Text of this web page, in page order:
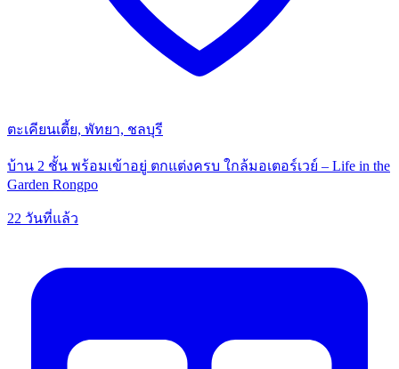
ตะเคียนเตี้ย, พัทยา, ชลบุรี
บ้าน 2 ชั้น พร้อมเข้าอยู่ ตกแต่งครบ ใกล้มอเตอร์เวย์ – Life in the
Garden Rongpo
22 วันที่แล้ว